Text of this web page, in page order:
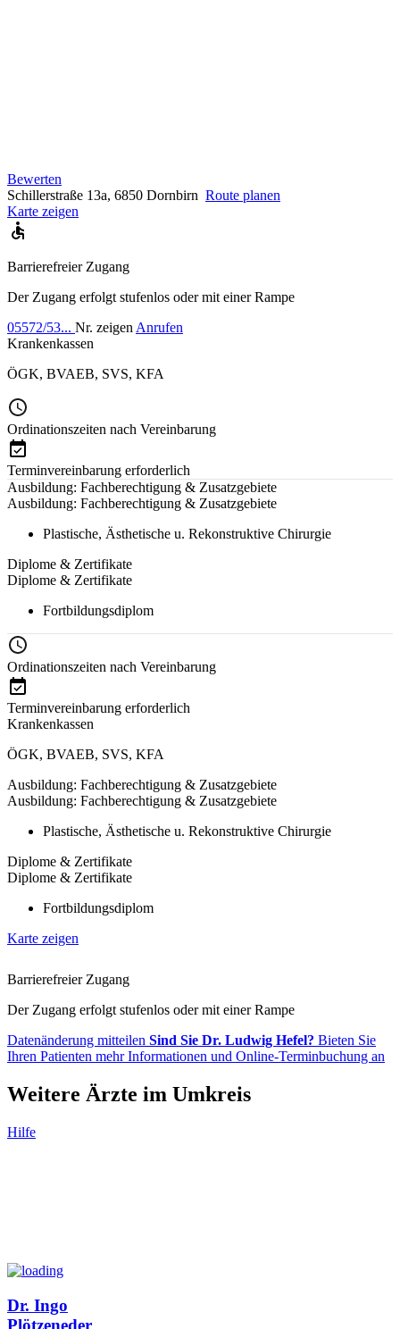
Bewerten
Schillerstraße 13a, 6850 Dornbirn Route planen
Karte zeigen
Barrierefreier Zugang
Der Zugang erfolgt stufenlos oder mit einer Rampe
05572/53... Nr. zeigen Anrufen
Krankenkassen
ÖGK, BVAEB, SVS, KFA
Ordinationszeiten nach Vereinbarung
Terminvereinbarung erforderlich
Ausbildung: Fachberechtigung & Zusatzgebiete
Ausbildung: Fachberechtigung & Zusatzgebiete
Plastische, Ästhetische u. Rekonstruktive Chirurgie
Diplome & Zertifikate
Diplome & Zertifikate
Fortbildungsdiplom
Ordinationszeiten nach Vereinbarung
Terminvereinbarung erforderlich
Krankenkassen
ÖGK, BVAEB, SVS, KFA
Ausbildung: Fachberechtigung & Zusatzgebiete
Ausbildung: Fachberechtigung & Zusatzgebiete
Plastische, Ästhetische u. Rekonstruktive Chirurgie
Diplome & Zertifikate
Diplome & Zertifikate
Fortbildungsdiplom
Karte zeigen
Barrierefreier Zugang
Der Zugang erfolgt stufenlos oder mit einer Rampe
Datenänderung mitteilen Sind Sie Dr. Ludwig Hefel? Bieten Sie
Ihren Patienten mehr Informationen und Online-Terminbuchung an
Weitere Ärzte im Umkreis
Hilfe
Dr. Ingo
Plötzeneder